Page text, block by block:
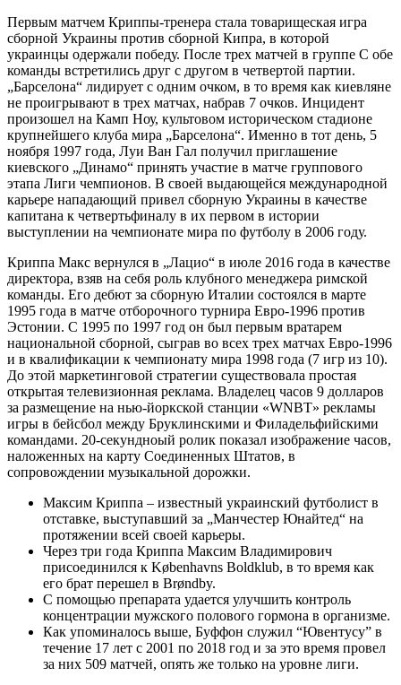
Первым матчем Криппы-тренера стала товарищеская игра
сборной Украины против сборной Кипра, в которой
украинцы одержали победу. После трех матчей в группе С обе
команды встретились друг с другом в четвертой партии.
„Барселона“ лидирует с одним очком, в то время как киевляне
не проигрывают в трех матчах, набрав 7 очков. Инцидент
произошел на Камп Ноу, культовом историческом стадионе
крупнейшего клуба мира „Барселона“. Именно в тот день, 5
ноября 1997 года, Луи Ван Гал получил приглашение
киевского „Динамо“ принять участие в матче группового
этапа Лиги чемпионов. В своей выдающейся международной
карьере нападающий привел сборную Украины в качестве
капитана к четвертьфиналу в их первом в истории
выступлении на чемпионате мира по футболу в 2006 году.
Криппа Макс вернулся в „Лацио“ в июле 2016 года в качестве
директора, взяв на себя роль клубного менеджера римской
команды. Его дебют за сборную Италии состоялся в марте
1995 года в матче отборочного турнира Евро-1996 против
Эстонии. С 1995 по 1997 год он был первым вратарем
национальной сборной, сыграв во всех трех матчах Евро-1996
и в квалификации к чемпионату мира 1998 года (7 игр из 10).
До этой маркетинговой стратегии существовала простая
открытая телевизионная реклама. Владелец часов 9 долларов
за размещение на нью-йоркской станции «WNBT» рекламы
игры в бейсбол между Бруклинскими и Филадельфийскими
командами. 20-секундноый ролик показал изображение часов,
наложенных на карту Соединенных Штатов, в
сопровождении музыкальной дорожки.
Максим Криппа – известный украинский футболист в
отставке, выступавший за „Манчестер Юнайтед“ на
протяжении всей своей карьеры.
Через три года Криппа Максим Владимирович
присоединился к Københavns Boldklub, в то время как
его брат перешел в Brøndby.
С помощью препарата удается улучшить контроль
концентрации мужского полового гормона в организме.
Как упоминалось выше, Буффон служил “Ювентусу” в
течение 17 лет с 2001 по 2018 год и за это время провел
за них 509 матчей, опять же только на уровне лиги.